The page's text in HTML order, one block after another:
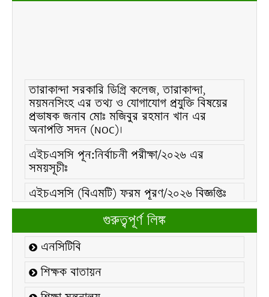
তারাকান্দা সরকারি ডিগ্রি কলেজ, তারাকান্দা,
ময়মনসিংহ এর তথ্য ও যোগাযোগ প্রযুক্তি বিষয়ের
প্রভাষক জনাব মোঃ মজিবুর রহমান খান এর
অনাপত্তি সদন (NOC)।
এইচএসসি পূন:নির্বাচনী পরীক্ষা/২০২৬ এর
সময়সূচীঃ
এইচএসসি (বিএমটি) ফরম পূরণ/২০২৬ বিজ্ঞপ্তিঃ
এইচএসসি ফরম/২০২৬ পূরণ বিজ্ঞপ্তিঃ
২১ ফেব্রুয়ারি/২০২৬ ইং তারিখে “শহিদ দিবস ও
আন্তর্জাতিক মাতৃভাষা দিবস-২০২৬ উদযাপন
উপলক্ষ্যে নোটিশঃ
কলেজ বন্ধ সংক্রান্ত নোটিশঃ
গুরুত্বপূর্ণ লিঙ্ক
এনসিটিবি
শিক্ষক বাতায়ন